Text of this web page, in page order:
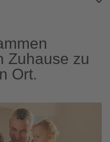
Zuhause zu
Ort.